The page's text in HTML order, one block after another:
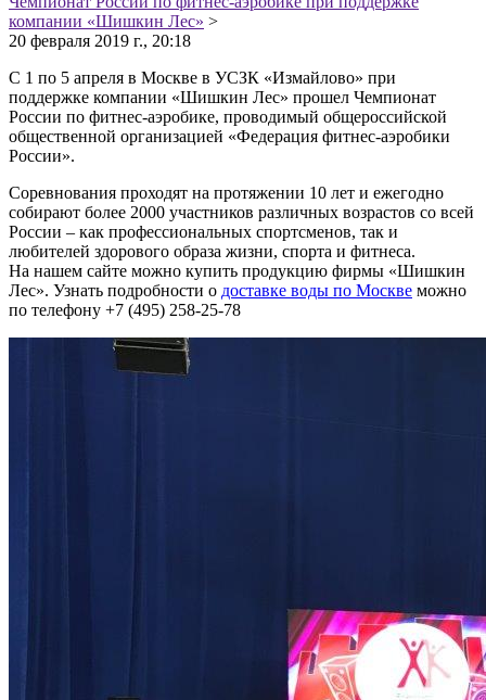
компании «Шишкин Лес» >
20 февраля 2019 г., 20:18
С 1 по 5 апреля в Москве в УСЗК «Измайлово» при
поддержке компании «Шишкин Лес» прошел Чемпионат
России по фитнес-аэробике, проводимый общероссийской
общественной организацией «Федерация фитнес-аэробики
России».
Соревнования проходят на протяжении 10 лет и ежегодно
собирают более 2000 участников различных возрастов со всей
России – как профессиональных спортсменов, так и
любителей здорового образа жизни, спорта и фитнеса.
На нашем сайте можно купить продукцию фирмы «Шишкин
Лес». Узнать подробности о доставке воды по Москве можно
по телефону +7 (495) 258-25-78